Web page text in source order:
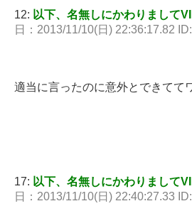
12: 以下、名無しにかわりまして
日：2013/11/10(日) 22:36:17.82
適当に言ったのに意外とできてて
17: 以下、名無しにかわりまして
日：2013/11/10(日) 22:40:27.33